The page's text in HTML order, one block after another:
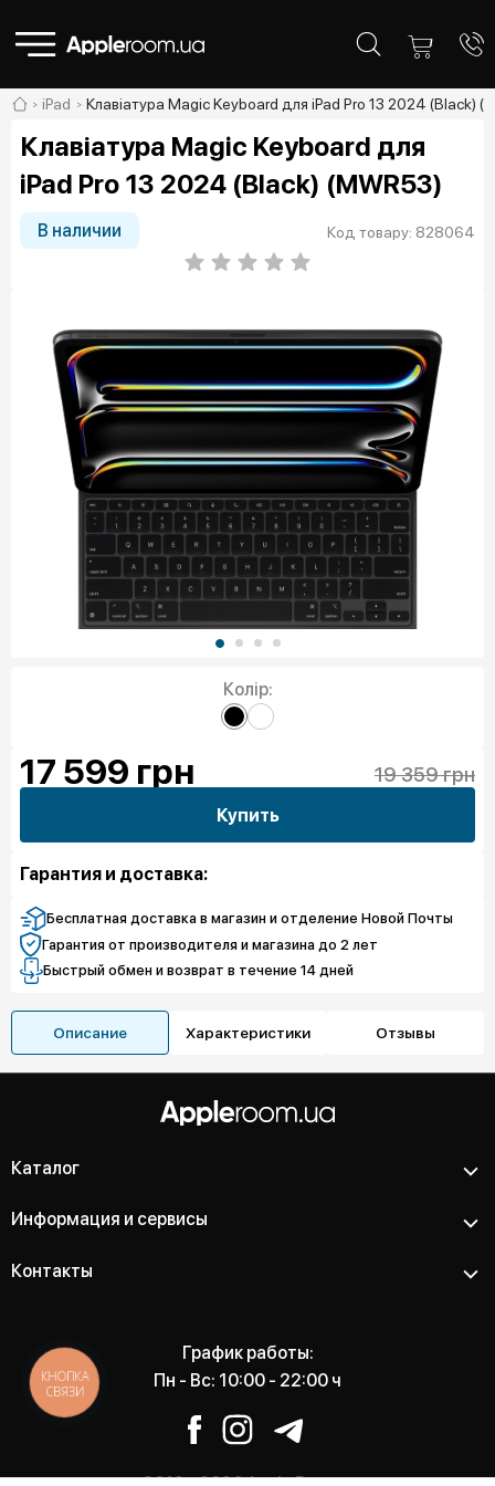
iPad Клавіатура Magic Keyboard для iPad Pro 13 2024 (Black)
Клавіатура Magic Keyboard для
iPad Pro 13 2024 (Black) (MWR53)
В наличии Код товару: 828064
Колір:
17 599 грн 19 359 грн
Купить
Гарантия и доставка:
Бесплатная доставка в магазин и отделение Новой Почты
Гарантия от производителя и магазина до 2 лет
Быстрый обмен и возврат в течение 14 дней
Описание Характеристики Отзывы
Каталог
Информация и сервисы
Контакты
График работы:
Пн - Вс: 10:00 - 22:00 ч
КНОПКА
СВЯЗИ